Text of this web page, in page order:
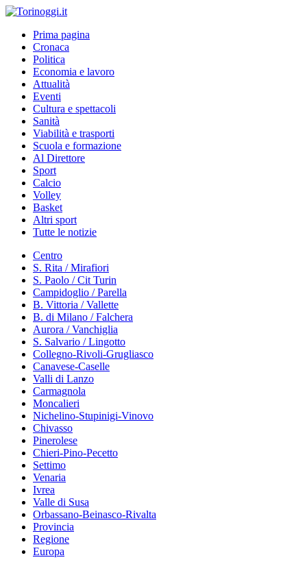
Prima pagina
Cronaca
Politica
Economia e lavoro
Attualità
Eventi
Cultura e spettacoli
Sanità
Viabilità e trasporti
Scuola e formazione
Al Direttore
Sport
Calcio
Volley
Basket
Altri sport
Tutte le notizie
Centro
S. Rita / Mirafiori
S. Paolo / Cit Turin
Campidoglio / Parella
B. Vittoria / Vallette
B. di Milano / Falchera
Aurora / Vanchiglia
S. Salvario / Lingotto
Collegno-Rivoli-Grugliasco
Canavese-Caselle
Valli di Lanzo
Carmagnola
Moncalieri
Nichelino-Stupinigi-Vinovo
Chivasso
Pinerolese
Chieri-Pino-Pecetto
Settimo
Venaria
Ivrea
Valle di Susa
Orbassano-Beinasco-Rivalta
Provincia
Regione
Europa